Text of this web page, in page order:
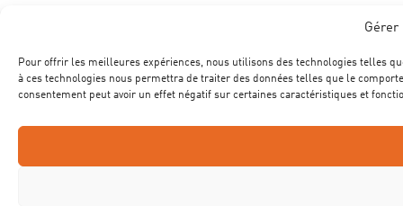
Gérer
Pour offrir les meilleures expériences, nous utilisons des technologies telles
à ces technologies nous permettra de traiter des données telles que le
consentement peut avoir un effet négatif sur certaines caractéristiques et